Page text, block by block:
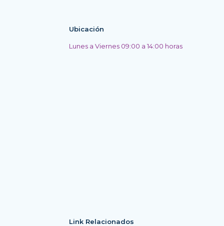
Ubicación
Lunes a Viernes 09:00 a 14:00 horas
Link Relacionados